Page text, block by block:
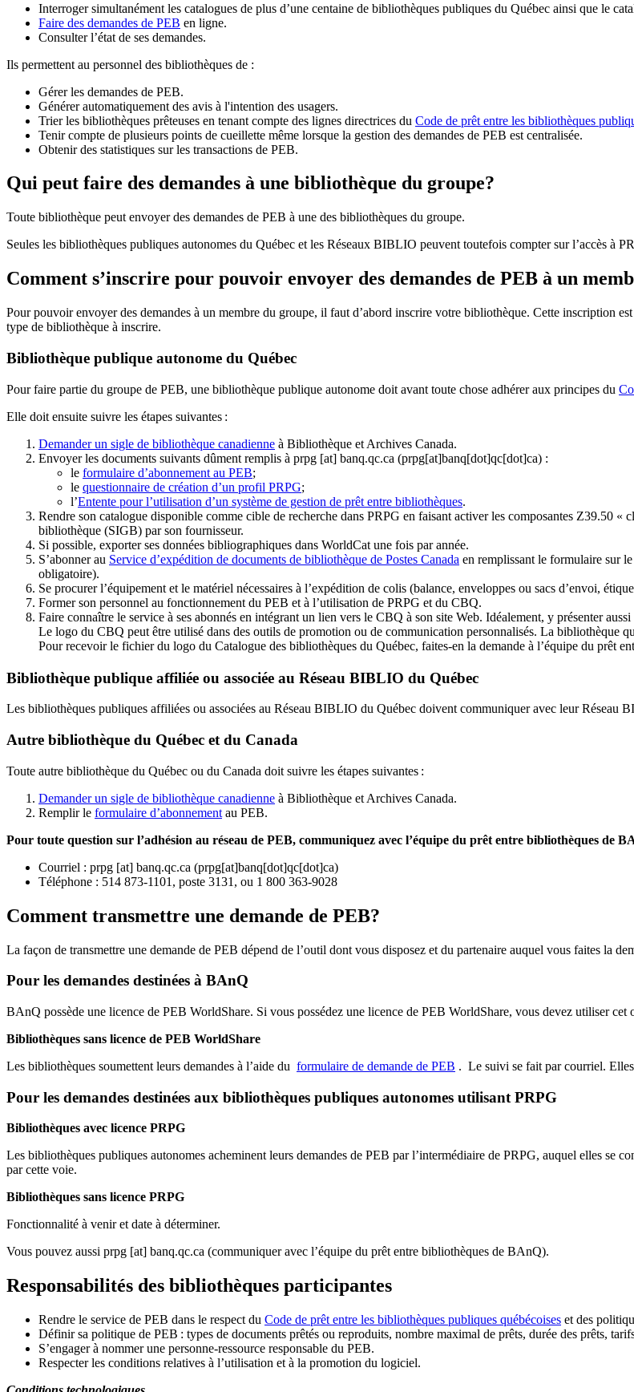
Interroger simultanément les catalogues de plus d’une centaine de bibliothèques publiques du Québec ainsi que le
Faire des demandes de PEB en ligne.
Consulter l’état de ses demandes.
Ils permettent au personnel des bibliothèques de :
Gérer les demandes de PEB.
Générer automatiquement des avis à l'intention des usagers.
Trier les bibliothèques prêteuses en tenant compte des lignes directrices du Code de prêt entre les bibliothèques
Tenir compte de plusieurs points de cueillette même lorsque la gestion des demandes de PEB est centralisée.
Obtenir des statistiques sur les transactions de PEB.
Qui peut faire des demandes à une bibliothèque du groupe?
Toute bibliothèque peut envoyer des demandes de PEB à une des bibliothèques du groupe.
Seules les bibliothèques publiques autonomes du Québec et les Réseaux BIBLIO peuvent toutefois compter sur l’accès à
Comment s’inscrire pour pouvoir envoyer des demandes de PEB à un
Pour pouvoir envoyer des demandes à un membre du groupe, il faut d’abord inscrire votre bibliothèque. Cette inscription
type de bibliothèque à inscrire.
Bibliothèque publique autonome du Québec
Pour faire partie du groupe de PEB, une bibliothèque publique autonome doit avant toute chose adhérer aux principes du
Elle doit ensuite suivre les étapes suivantes :
Demander un sigle de bibliothèque canadienne à Bibliothèque et Archives Canada.
Envoyer les documents suivants dûment remplis à prpg [at] banq.qc.ca (prpg[at]banq[dot]qc[dot]ca) :
le formulaire d’abonnement au PEB;
le questionnaire de création d’un profil PRPG;
l’Entente pour l’utilisation d’un système de gestion de prêt entre bibliothèques.
Rendre son catalogue disponible comme cible de recherche dans PRPG en faisant activer les composantes Z39.50 «
bibliothèque (SIGB) par son fournisseur.
Si possible, exporter ses données bibliographiques dans WorldCat une fois par année.
S’abonner au Service d’expédition de documents de bibliothèque de Postes Canada en remplissant le formulaire sur
obligatoire).
Se procurer l’équipement et le matériel nécessaires à l’expédition de colis (balance, enveloppes ou sacs d’envoi,
Former son personnel au fonctionnement du PEB et à l’utilisation de PRPG et du CBQ.
Faire connaître le service à ses abonnés en intégrant un lien vers le CBQ à son site Web. Idéalement, y présenter
Le logo du CBQ peut être utilisé dans des outils de promotion ou de communication personnalisés. La bibliothèque
Pour recevoir le fichier du logo du Catalogue des bibliothèques du Québec, faites-en la demande à l’équipe du prêt
Bibliothèque publique affiliée ou associée au Réseau BIBLIO du Québec
Les bibliothèques publiques affiliées ou associées au Réseau BIBLIO du Québec doivent communiquer avec leur Réseau
Autre bibliothèque du Québec et du Canada
Toute autre bibliothèque du Québec ou du Canada doit suivre les étapes suivantes :
Demander un sigle de bibliothèque canadienne à Bibliothèque et Archives Canada.
Remplir le formulaire d’abonnement au PEB.
Pour toute question sur l’adhésion au réseau de PEB, communiquez avec l’équipe du prêt entre bibliothèques de
Courriel : prpg [at] banq.qc.ca (prpg[at]banq[dot]qc[dot]ca)
Téléphone : 514 873-1101, poste 3131, ou 1 800 363-9028
Comment transmettre une demande de PEB?
La façon de transmettre une demande de PEB dépend de l’outil dont vous disposez et du partenaire auquel vous faites la
Pour les demandes destinées à BAnQ
BAnQ possède une licence de PEB WorldShare. Si vous possédez une licence de PEB WorldShare, vous devez utiliser cet
Bibliothèques sans licence de PEB WorldShare
Les bibliothèques soumettent leurs demandes à l’aide du formulaire de demande de PEB . Le suivi se fait par courriel.
Pour les demandes destinées aux bibliothèques publiques autonomes utilisant PRPG
Bibliothèques avec licence PRPG
Les bibliothèques publiques autonomes acheminent leurs demandes de PEB par l’intermédiaire de PRPG, auquel elles se
par cette voie.
Bibliothèques sans licence PRPG
Fonctionnalité à venir et date à déterminer.
Vous pouvez aussi prpg [at] banq.qc.ca (communiquer avec l’équipe du prêt entre bibliothèques de BAnQ).
Responsabilités des bibliothèques participantes
Rendre le service de PEB dans le respect du Code de prêt entre les bibliothèques publiques québécoises et des
Définir sa politique de PEB : types de documents prêtés ou reproduits, nombre maximal de prêts, durée des prêts,
S’engager à nommer une personne-ressource responsable du PEB.
Respecter les conditions relatives à l’utilisation et à la promotion du logiciel.